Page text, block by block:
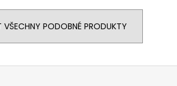
VŠECHNY PODOBNÉ PRODUKTY